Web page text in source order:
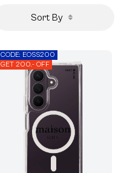
Sort By
CODE: EOSS200
GET 200.- OFF